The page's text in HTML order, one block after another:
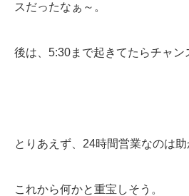
スだったなぁ～。
後は、5:30まで起きてたらチャン
とりあえず、24時間営業なのは助
これから何かと重宝しそう。